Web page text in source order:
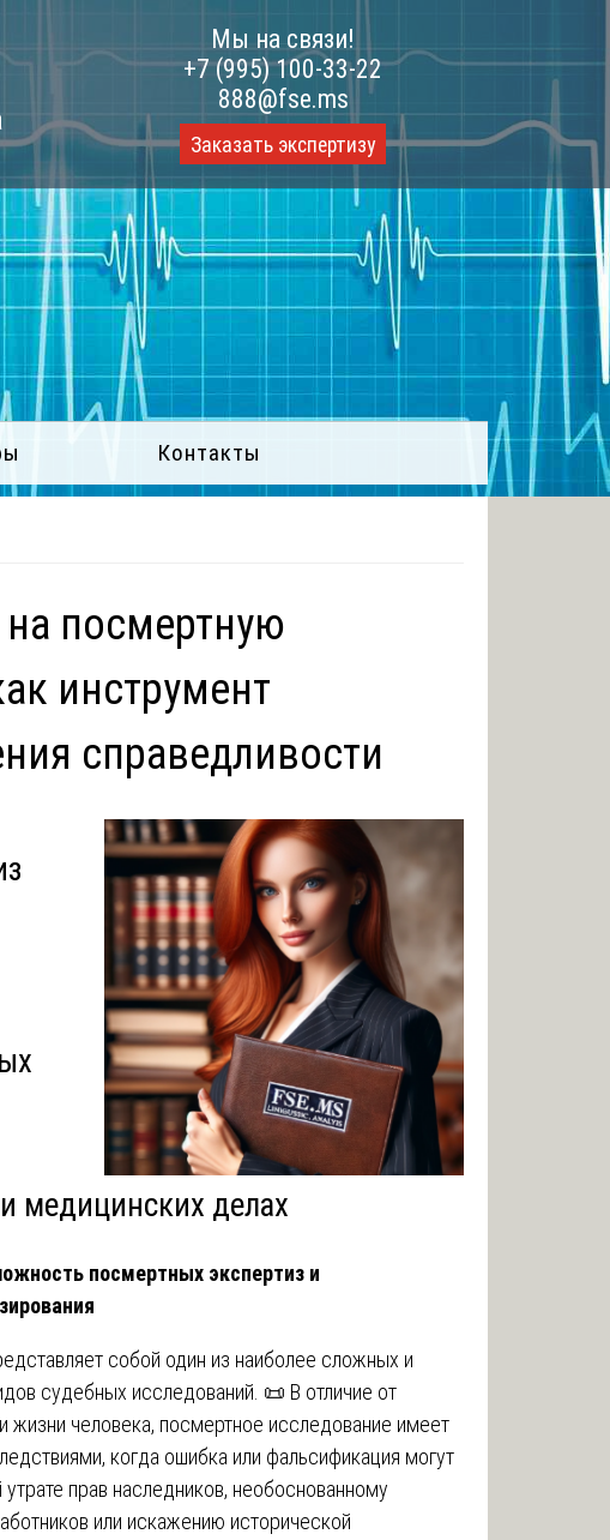
Мы на связи!
+7 (995) 100-33-22
888@fse.ms
Заказать экспертизу
Контакты
посмертную
инструмент
справедливости
медицинских делах
посмертных экспертиз и
собой один из наиболее сложных и
судебных исследований. 📜 В отличие от
жизни человека, посмертное исследование имеет
когда ошибка или фальсификация могут
прав наследников, необоснованному
или искажению исторической